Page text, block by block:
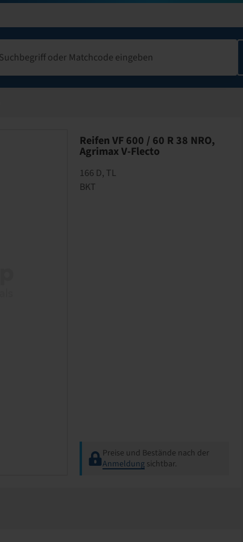
Reifen VF 600 / 60 R 38 NRO,
Agrimax V-Flecto
166 D, TL
BKT
Preise und Bestände nach der
Anmeldung sichtbar.